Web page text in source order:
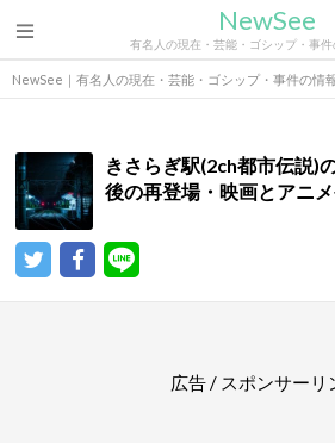
NewSee
有名人の現在・芸能・ゴシップ・事件
NewSee｜有名人の現在・芸能・ゴシップ・事件の情
きさらぎ駅(2ch都市伝説)
後の再登場・映画とアニ
広告 / スポンサーリ